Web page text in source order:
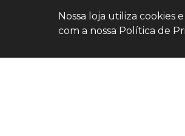
Nossa loja utiliza cookies
com a nossa Política de